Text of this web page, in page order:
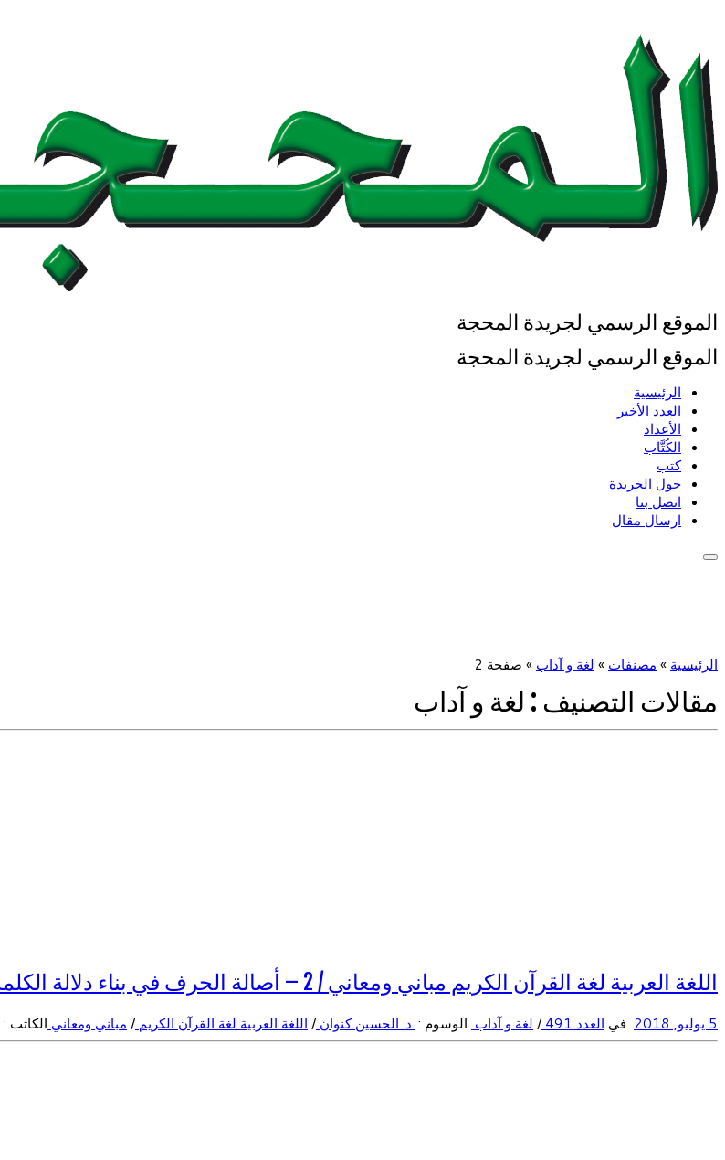
الموقع الرسمي لجريدة المحجة
الموقع الرسمي لجريدة المحجة
الرئيسية
العدد الأخير
الأعداد
الكُتَّاب
كتب
حول الجريدة
اتصل بنا
ارسال مقال
الرئيسية » مصنفات » لغة و آداب » صفحة 2
مقالات التصنيف : لغة و آداب
اللغة العربية لغة القرآن الكريم مباني ومعاني / 2 – أصالة الحرف في بناء دلالة الكلمة ( نماذج تطبيقية ) الحلقة 11
5 يوليو, 2018 في العدد 491 / لغة و آداب الوسوم : .د. الحسين كنوان / اللغة العربية لغة القرآن الكريم / مباني ومعاني الكاتب :